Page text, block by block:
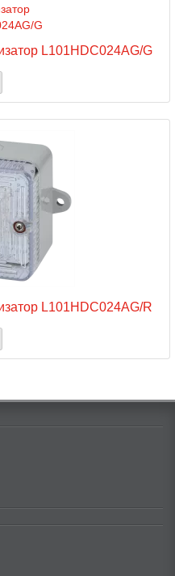
L101HDC024AG/G
L101HDC024AG/R